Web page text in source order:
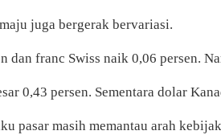
juga bergerak bervariasi.
dan franc Swiss naik 0,06 persen.
0,43 persen. Sementara dolar
pasar masih memantau arah